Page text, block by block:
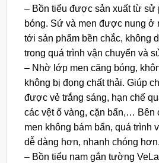
– Bồn tiểu được sản xuất từ sử
bóng. Sứ và men được nung ở
tới sản phẩm bền chắc, không
trong quá trình vận chuyển và
– Nhờ lớp men căng bóng,
không bị đọng chất thải. Giúp
được vẻ trắng sáng, hạn chế
các vệt ố vàng, cặn bẩn,… Bên
men không bám bẩn, quá trình
dễ dàng hơn, nhanh chóng hơn.
– Bồn tiểu nam gắn tường